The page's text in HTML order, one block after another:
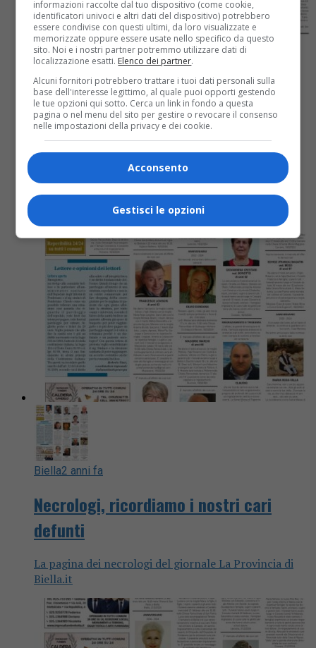
Biella2 anni fa
Necrologi, ricordiamo i nostri cari
La pagina dei necrologi del giornale La Provincia di
Biella2 anni fa
Necrologi, ricordiamo i nostri cari
defunti
La pagina dei necrologi del giornale La Provincia di
Biella.it
informazioni raccolte dal tuo dispositivo (come cookie,
identificatori univoci e altri dati del dispositivo) potrebbero
essere condivise con questi ultimi, da loro visualizzate e
memorizzate oppure essere usate nello specifico da questo
sito. Noi e i nostri partner potremmo utilizzare dati di
localizzazione esatti. Elenco dei partner.
Alcuni fornitori potrebbero trattare i tuoi dati personali sulla
base dell'interesse legittimo, al quale puoi opporti gestendo
le tue opzioni qui sotto. Cerca un link in fondo a questa
pagina o nel menu del sito per gestire o revocare il consenso
nelle impostazioni della privacy e dei cookie.
Acconsento
Gestisci le opzioni